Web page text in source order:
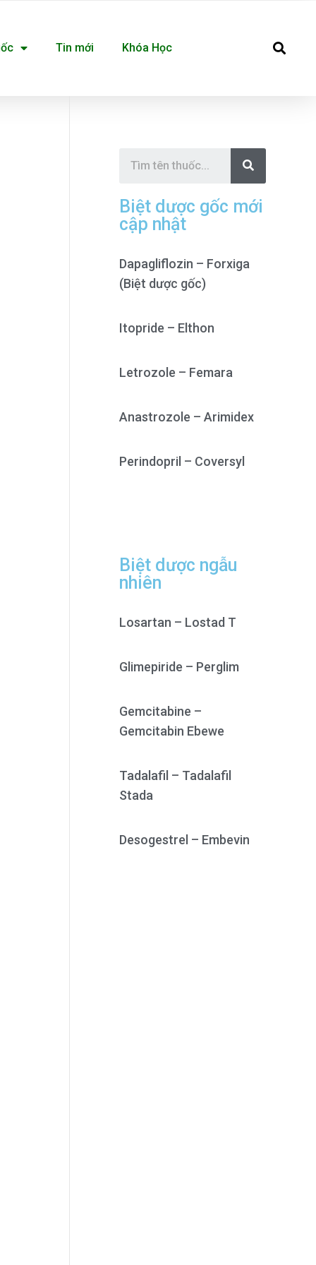
Tin mới Khóa Học
S
a
r
c
h
Biệt dược gốc mới
cập nhật
Dapagliflozin – Forxiga
(Biệt dược gốc)
Itopride – Elthon
Letrozole – Femara
Anastrozole – Arimidex
Perindopril – Coversyl
Biệt dược ngẫu
nhiên
Losartan – Lostad T
Glimepiride – Perglim
Gemcitabine –
Gemcitabin Ebewe
Tadalafil – Tadalafil
Stada
Desogestrel – Embevin